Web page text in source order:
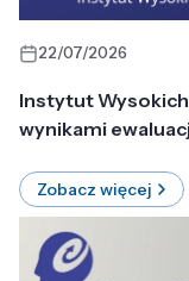
22/07/2026
Instytut
wynikami
Zobacz więcej